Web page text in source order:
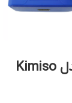
اسپیکر بلوتوثی قابل حمل کیمیسو مدل Kimiso